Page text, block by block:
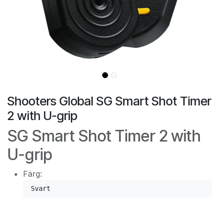
Shooters Global SG Smart Shot Timer
2 with U-grip
SG Smart Shot Timer 2 with
U-grip
Färg:
Svart